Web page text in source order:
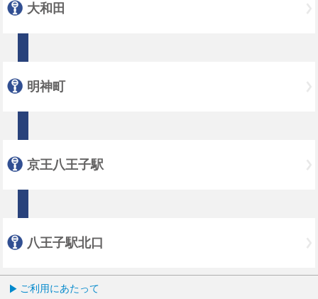
大和田
明神町
京王八王子駅
八王子駅北口
ご利用にあたって